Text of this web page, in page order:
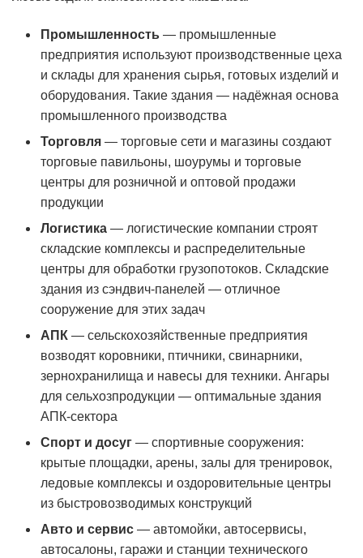
Промышленность — промышленные
предприятия используют производственные цеха
и склады для хранения сырья, готовых изделий и
оборудования. Такие здания — надёжная основа
промышленного производства
Торговля — торговые сети и магазины создают
торговые павильоны, шоурумы и торговые
центры для розничной и оптовой продажи
продукции
Логистика — логистические компании строят
складские комплексы и распределительные
центры для обработки грузопотоков. Складские
здания из сэндвич-панелей — отличное
сооружение для этих задач
АПК — сельскохозяйственные предприятия
возводят коровники, птичники, свинарники,
зернохранилища и навесы для техники. Ангары
для сельхозпродукции — оптимальные здания
АПК-сектора
Спорт и досуг — спортивные сооружения:
крытые площадки, арены, залы для тренировок,
ледовые комплексы и оздоровительные центры
из быстровозводимых конструкций
Авто и сервис — автомойки, автосервисы,
автосалоны, гаражи и станции технического